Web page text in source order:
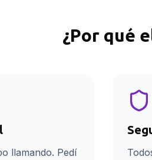
¿Por qué
llamando. Pedí